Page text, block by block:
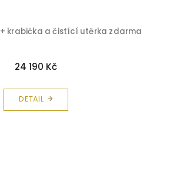
+ krabička a čistící utěrka zdarma
24 190 Kč
DETAIL